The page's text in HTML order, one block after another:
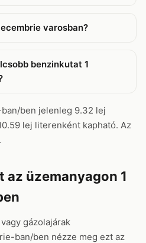
varosban?
benzinkutat 1
ben jelenleg 9.32 lej
lej literenként kapható. Az
az üzemanyagon 1
gázolajárak
ban/ben nézze meg ezt az